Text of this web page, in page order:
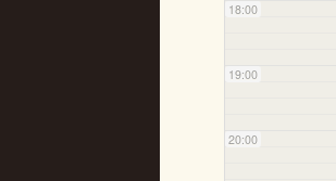
18:00
19:00
20:00